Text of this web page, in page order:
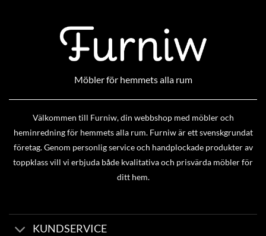
Möbler för hemmets alla rum
Välkommen till Furniw, din webbshop med möbler och
heminredning för hemmets alla rum. Furniw är ett svenskgrundat
företag. Genom personlig service och handplockade produkter av
toppklass vill vi erbjuda både kvalitativa och prisvärda möbler för
ditt hem.
KUNDSERVICE